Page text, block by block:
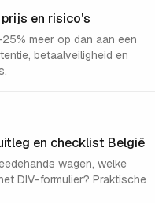
en risico's
meer op dan aan een
betaalveiligheid en
en checklist België
wagen, welke
DIV-formulier? Praktische